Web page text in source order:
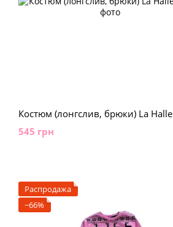
Костюм (лонгслив, брюки) La Halle
545 грн
Распродажа
−66%